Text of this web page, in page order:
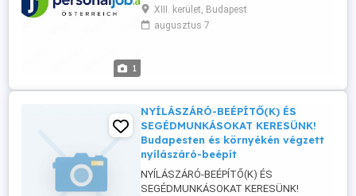
1
munkahelyeken bejelentett dolgozó
állományhoz tolmács ügyintéző gk.
vezetőt. Elvárások. német nyelvtudás
10 órás munkanap ...
XIII. kerület, Budapest
augusztus 7
NYÍLÁSZÁRÓ-BEÉPÍTŐ(K) ÉS
SEGÉDMUNKÁSOKAT KERESÜNK!
Budapesten és környékén végzett
nyílászáró-beépít
NYÍLÁSZÁRÓ-BEÉPÍTŐ(K) ÉS
SEGÉDMUNKÁSOKAT KERESÜNK!